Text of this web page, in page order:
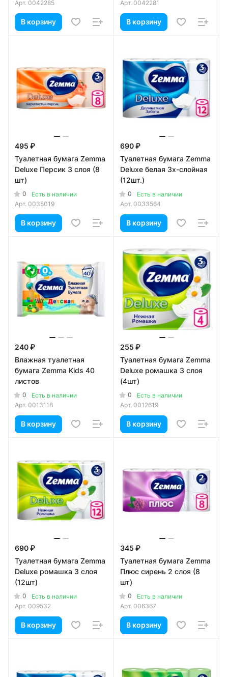
Арт. 0042285
В корзину
Арт. 0042281
В корзину
495 ₽
Туалетная бумага Zemma
Deluxe Персик 3 слоя (8
шт)
0
Есть в наличии
Арт. 0035019
В корзину
690 ₽
Туалетная бумага Zemma
Deluxe белая 3х-слойная
(12шт.)
0
Есть в наличии
Арт. 0033564
В корзину
240 ₽
Влажная туалетная
бумага Zemma Kids 40
листов
0
Есть в наличии
Арт. 0013118
В корзину
255 ₽
Туалетная бумага Zemma
Deluxe ромашка 3 слоя
(4шт)
0
Есть в наличии
Арт. 0012619
В корзину
690 ₽
Туалетная бумага Zemma
Deluxe ромашка 3 слоя
(12шт)
0
Есть в наличии
Арт. 009532
В корзину
345 ₽
Туалетная бумага Zemma
Плюс сирень 2 слоя (8
шт)
0
Есть в наличии
Арт. 006367
В корзину